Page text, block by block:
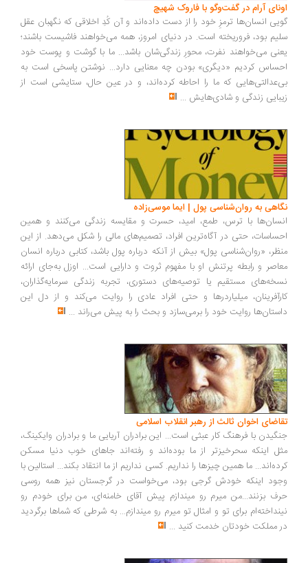
آرام در گفت‌وگو با فاروک شهیچ‭
انسان‌ها ترمزِ خود را از دست داده‌اند و آن کُدِ اخلاقی که نگهبان عقل
بود، فروریخته است. در دنیای امروز، همه می‌خواهند فاشیست باشند؛
می‌خواهند نفرت، محورِ زندگی‌شان باشد... ما با گوشت و پوست خود
کردیم «دیگری» بودن چه معنایی دارد... نوشتن پاسخی است به
که ما را احاطه کرده‌اند، و در عین حال، ستایشی است از
زندگی و شادی‌هایش...
به روان‌شناسی پول | ایما موسی‌زاده
با ترس، طمع، امید، حسرت و مقایسه زندگی می‌کنند و همین
حتی در آگاه‌ترین افراد، تصمیم‌های مالی را شکل می‌دهد. از این
«روان‌شناسی پول» بیش از آنکه درباره پول باشد، کتابی درباره انسان
و رابطه پرتنش او با مفهوم ثروت و دارایی است... اوزل به‌جای ارائه
مستقیم یا توصیه‌های دستوری، تجربه زندگی سرمایه‌گذاران،
میلیاردرها و حتی افراد عادی را روایت می‌کند و از دل این
روایت خود را برمی‌سازد و بحث را به پیش می‌راند...
اخوان ثالث از رهبر انقلاب اسلامی
با فرهنگ کار عبثی است... این برادران آریایی ما و برادران وایکینگ،
اینکه سحرخیزتر از ما بوده‌اند و رفته‌اند جاهای خوب دنیا مسکن
ما همین چیزها را نداریم. کسی نداریم از ما انتقاد بکند... استالین با
اینکه خودش گرجی بود، می‌خواست در گرجستان نیز همه روسی
بزنند...من میرم رو میندازم پیش آقای خامنه‌ای، من برای خودم رو
برای تو و امثال تو میرم رو میندازم... به شرطی که شماها برگردید
مملکت خودتان خدمت کنید...